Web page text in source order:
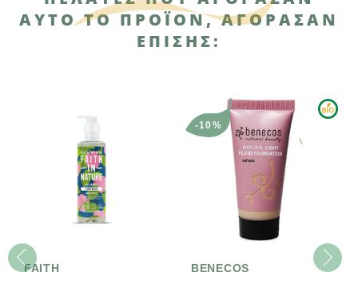
ΑΥΤΌ ΤΟ ΠΡΟΪΌΝ, ΑΓΌΡΑΣΑΝ
ΕΠΊΣΗΣ:
FAITH BENECOS
-10%